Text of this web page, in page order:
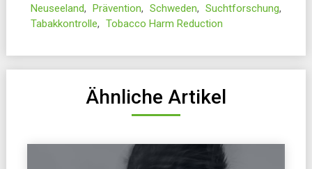
Neuseeland, Prävention, Schweden, Suchtforschung,
Tabakkontrolle, Tobacco Harm Reduction
Ähnliche Artikel